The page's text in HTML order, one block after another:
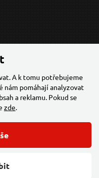
A k tomu potřebujeme
nám pomáhají analyzovat
a reklamu. Pokud se
zde.